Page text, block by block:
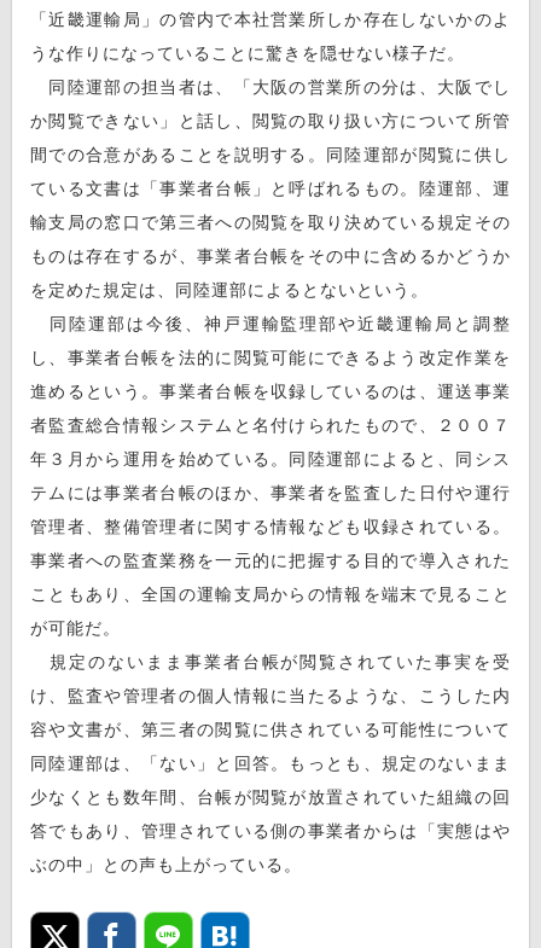
「近畿運輸局」の管内で本社営業所しか存在しないかのよ
うな作りになっていることに驚きを隠せない様子だ。
同陸運部の担当者は、「大阪の営業所の分は、大阪でし
か閲覧できない」と話し、閲覧の取り扱い方について所管
間での合意があることを説明する。同陸運部が閲覧に供し
ている文書は「事業者台帳」と呼ばれるもの。陸運部、運
輸支局の窓口で第三者への閲覧を取り決めている規定その
ものは存在するが、事業者台帳をその中に含めるかどうか
を定めた規定は、同陸運部によるとないという。
同陸運部は今後、神戸運輸監理部や近畿運輸局と調整
し、事業者台帳を法的に閲覧可能にできるよう改定作業を
進めるという。事業者台帳を収録しているのは、運送事業
者監査総合情報システムと名付けられたもので、２００７
年３月から運用を始めている。同陸運部によると、同シス
テムには事業者台帳のほか、事業者を監査した日付や運行
管理者、整備管理者に関する情報なども収録されている。
事業者への監査業務を一元的に把握する目的で導入された
こともあり、全国の運輸支局からの情報を端末で見ること
が可能だ。
規定のないまま事業者台帳が閲覧されていた事実を受
け、監査や管理者の個人情報に当たるような、こうした内
容や文書が、第三者の閲覧に供されている可能性について
同陸運部は、「ない」と回答。もっとも、規定のないまま
少なくとも数年間、台帳が閲覧が放置されていた組織の回
答でもあり、管理されている側の事業者からは「実態はや
ぶの中」との声も上がっている。